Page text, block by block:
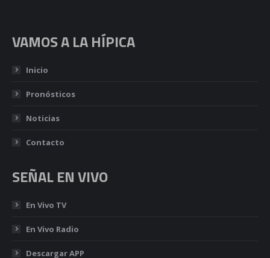
VAMOS A LA HÍPICA
Inicio
Pronósticos
Noticias
Contacto
SEÑAL EN VIVO
En Vivo TV
En Vivo Radio
Descargar APP